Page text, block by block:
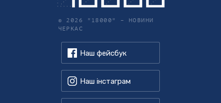
© 2026 "18000" – НОВИНИ
ЧЕРКАС
Наш фейсбук
Наш інстаграм